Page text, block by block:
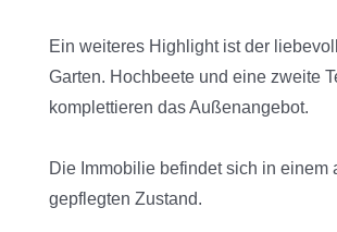
Ein weiteres Highlight ist der
Garten. Hochbeete und eine zweite
komplettieren das Außenangebot.
Die Immobilie befindet sich in einem
gepflegten Zustand.